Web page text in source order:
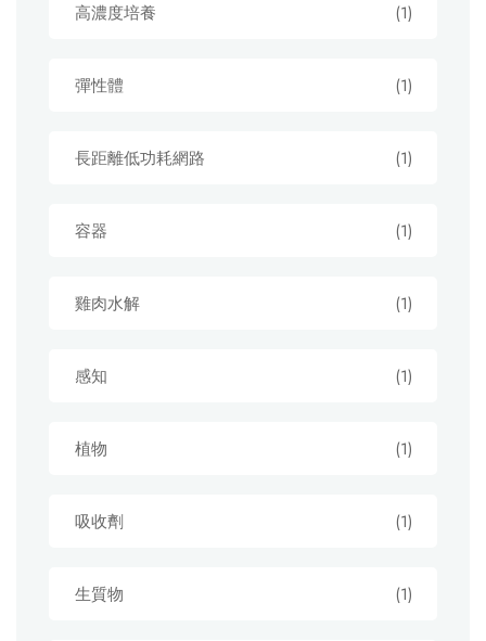
高濃度培養 (1)
彈性體 (1)
長距離低功耗網路 (1)
容器 (1)
雞肉水解 (1)
感知 (1)
植物 (1)
吸收劑 (1)
生質物 (1)